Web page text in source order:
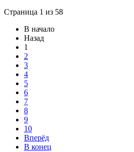
Страница 1 из 58
В начало
Назад
1
2
3
4
5
6
7
8
9
10
Вперёд
В конец